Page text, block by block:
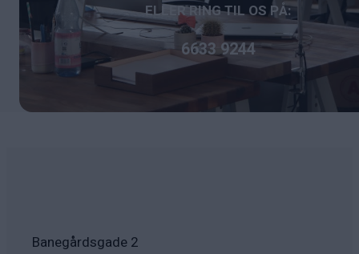
ELLER RING TIL OS PÅ:
6633 9244
Banegårdsgade 2